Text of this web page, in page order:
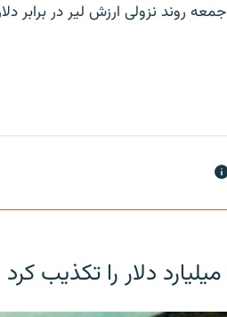
روند نزولی ارزش لیر در برابر